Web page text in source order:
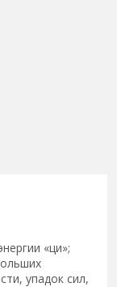
«ци»;
упадок сил,